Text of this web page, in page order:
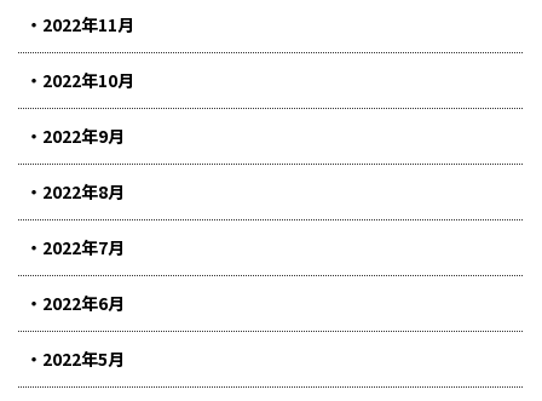
2022年11月
2022年10月
2022年9月
2022年8月
2022年7月
2022年6月
2022年5月